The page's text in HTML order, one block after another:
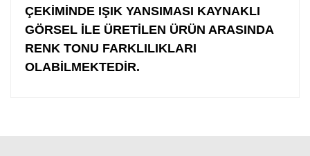
ÇEKİMİNDE IŞIK YANSIMASI KAYNAKLI
GÖRSEL İLE ÜRETİLEN ÜRÜN ARASINDA
RENK TONU FARKLILIKLARI
OLABİLMEKTEDİR.